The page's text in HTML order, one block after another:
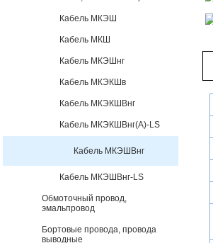
Кабель МКЭШ
Кабель МКШ
Кабель МКЭШнг
Кабель МКЭКШв
Кабель МКЭКШВнг
Кабель МКЭКШВнг(А)-LS
Кабель МКЭШВнг
Кабель МКЭШВнг-LS
Обмоточный провод,
эмальпровод
Бортовые провода, провода
выводные